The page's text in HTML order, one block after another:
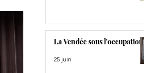
La Vendée sous l'occupation
25 juin